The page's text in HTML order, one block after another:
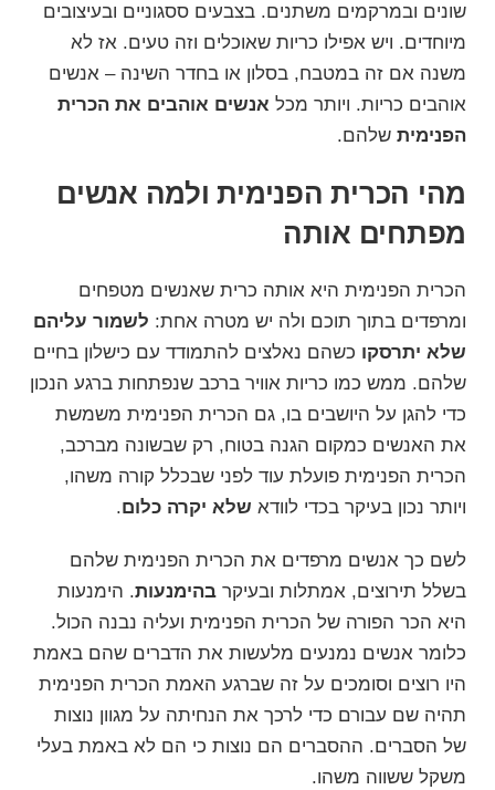
שונים ובמרקמים משתנים. בצבעים ססגוניים ובעיצובים
מיוחדים. ויש אפילו כריות שאוכלים וזה טעים. אז לא
משנה אם זה במטבח, בסלון או בחדר השינה – אנשים
אוהבים כריות. ויותר מכל אנשים אוהבים את הכרית
הפנימית שלהם.
מהי הכרית הפנימית ולמה אנשים
מפתחים אותה
הכרית הפנימית היא אותה כרית שאנשים מטפחים
ומרפדים בתוך תוכם ולה יש מטרה אחת: לשמור עליהם
שלא יתרסקו כשהם נאלצים להתמודד עם כישלון בחיים
שלהם. ממש כמו כריות אוויר ברכב שנפתחות ברגע הנכון
כדי להגן על היושבים בו, גם הכרית הפנימית משמשת
את האנשים כמקום הגנה בטוח, רק שבשונה מברכב,
הכרית הפנימית פועלת עוד לפני שבכלל קורה משהו,
ויותר נכון בעיקר בכדי לוודא שלא יקרה כלום.
לשם כך אנשים מרפדים את הכרית הפנימית שלהם
בשלל תירוצים, אמתלות ובעיקר בהימנעות. הימנעות
היא הכר הפורה של הכרית הפנימית ועליה נבנה הכול.
כלומר אנשים נמנעים מלעשות את הדברים שהם באמת
היו רוצים וסומכים על זה שברגע האמת הכרית הפנימית
תהיה שם עבורם כדי לרכך את הנחיתה על מגוון נוצות
של הסברים. ההסברים הם נוצות כי הם לא באמת בעלי
משקל ששווה משהו.